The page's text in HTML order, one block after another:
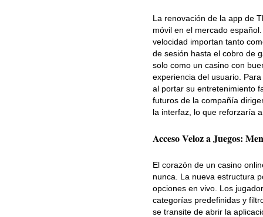
La renovación de la app de
móvil en el mercado
velocidad importan tanto
de sesión hasta el cobro de
solo como un casino con
experiencia del usuario.
al portar su entretenimiento
futuros de la compañía
la interfaz, lo que reforzaría
Acceso Veloz a Juegos:
El corazón de un casino
nunca. La nueva estructura
opciones en vivo. Los
categorías predefinidas y
se transite de abrir la